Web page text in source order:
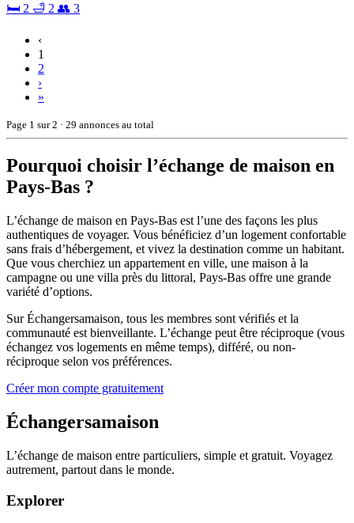
🛏 2 🛁 2 👥 3
‹
1
2
›
»
Page 1 sur 2 · 29 annonces au total
Pourquoi choisir l’échange de maison en
Pays-Bas ?
L’échange de maison en Pays-Bas est l’une des façons les plus
authentiques de voyager. Vous bénéficiez d’un logement confortable
sans frais d’hébergement, et vivez la destination comme un habitant.
Que vous cherchiez un appartement en ville, une maison à la
campagne ou une villa près du littoral, Pays-Bas offre une grande
variété d’options.
Sur Échangersamaison, tous les membres sont vérifiés et la
communauté est bienveillante. L’échange peut être réciproque (vous
échangez vos logements en même temps), différé, ou non-
réciproque selon vos préférences.
Créer mon compte gratuitement
Échangersamaison
L’échange de maison entre particuliers, simple et gratuit. Voyagez
autrement, partout dans le monde.
Explorer